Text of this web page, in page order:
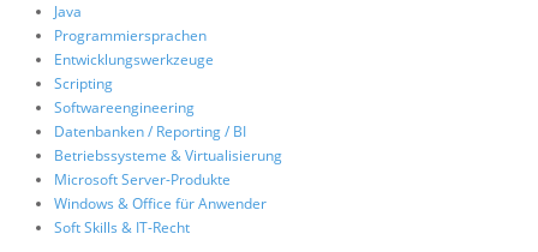
Java
Programmiersprachen
Entwicklungswerkzeuge
Scripting
Softwareengineering
Datenbanken / Reporting / BI
Betriebssysteme & Virtualisierung
Microsoft Server-Produkte
Windows & Office für Anwender
Soft Skills & IT-Recht